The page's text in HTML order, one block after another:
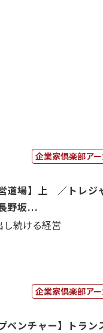
企業家倶楽部ア
道場】上 ／トレジ
野坂...
続ける経営
企業家倶楽部ア
ベンチャー】トラン